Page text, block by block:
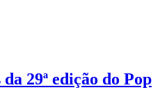
29ª edição do Pop